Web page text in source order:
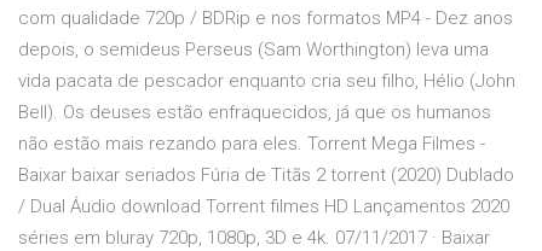
com qualidade 720p / BDRip e nos formatos MP4 - Dez anos
depois, o semideus Perseus (Sam Worthington) leva uma
vida pacata de pescador enquanto cria seu filho, Hélio (John
Bell). Os deuses estão enfraquecidos, já que os humanos
não estão mais rezando para eles. Torrent Mega Filmes -
Baixar baixar seriados Fúria de Titãs 2 torrent (2020) Dublado
/ Dual Áudio download Torrent filmes HD Lançamentos 2020
séries em bluray 720p, 1080p, 3D e 4k. 07/11/2017 · Baixar